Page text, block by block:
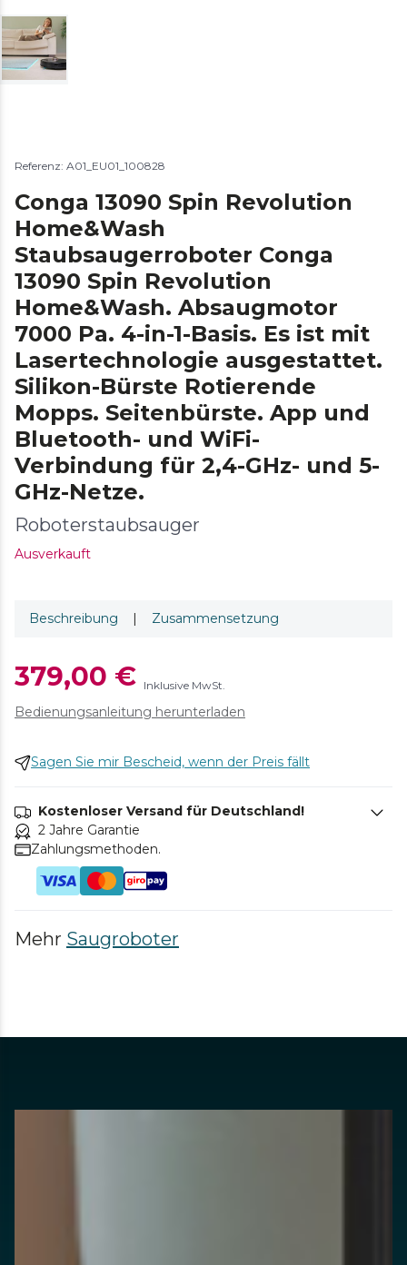
Referenz: A01_EU01_100828
Conga 13090 Spin Revolution
Home&Wash
Staubsaugerroboter Conga
13090 Spin Revolution
Home&Wash. Absaugmotor
7000 Pa. 4-in-1-Basis. Es ist mit
Lasertechnologie ausgestattet.
Silikon-Bürste Rotierende
Mopps. Seitenbürste. App und
Bluetooth- und WiFi-
Verbindung für 2,4-GHz- und 5-
GHz-Netze.
Roboterstaubsauger
Ausverkauft
Beschreibung | Zusammensetzung
379,00 € Inklusive MwSt.
Bedienungsanleitung herunterladen
Sagen Sie mir Bescheid, wenn der Preis fällt
Kostenloser Versand für Deutschland!
2 Jahre Garantie
Zahlungsmethoden.
Mehr Saugroboter